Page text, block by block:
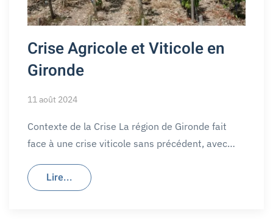
Crise Agricole et Viticole en
Gironde
11 août 2024
Contexte de la Crise La région de Gironde fait
face à une crise viticole sans précédent, avec…
Lire...